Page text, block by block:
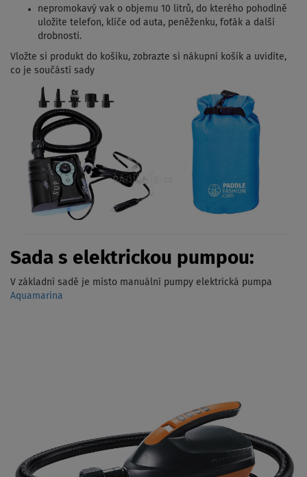
nepromokavý vak o objemu 10 litrů, do kterého pohodlně
uložíte telefon, klíče od auta, peněženku, foťák a další
drobnosti.
Vložte si produkt do košíku, zobrazte si nákupní košík a uvidíte,
co je součástí sady
Sada s elektrickou pumpou:
V základní sadě je místo manuální pumpy elektrická pumpa
Aquamarina